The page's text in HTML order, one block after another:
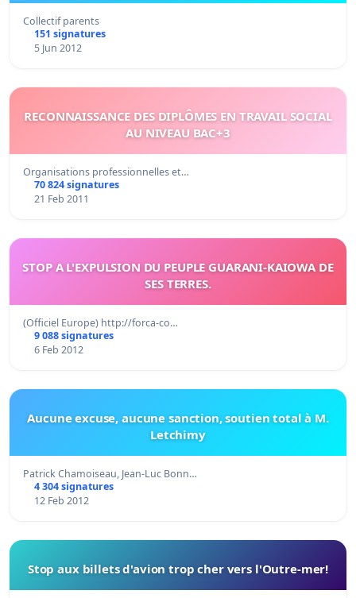
Collectif parents
151 signatures
5 Jun 2012
RECONNAISSANCE DES DIPLÔMES EN TRAVAIL SOCIAL
AU NIVEAU BAC+3
Organisations professionnelles et…
70 824 signatures
21 Feb 2011
STOP A L'EXPULSION DU PEUPLE GUARANI-KAIOWA DE
SES TERRES.
(Officiel Europe) http://forca-co…
9 088 signatures
6 Feb 2012
Aucune excuse, aucune sanction, soutien total à M.
Letchimy
Patrick Chamoiseau, Jean-Luc Bonn…
4 304 signatures
12 Feb 2012
Stop aux billets d'avion trop cher vers l'Outre-mer!